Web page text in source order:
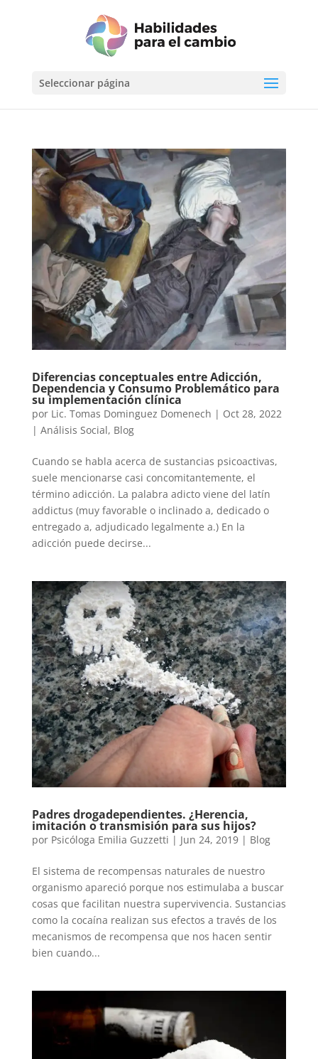
Seleccionar página
Diferencias conceptuales entre Adicción,
Dependencia y Consumo Problemático para
su implementación clínica
por Lic. Tomas Dominguez Domenech | Oct 28, 2022
| Análisis Social, Blog
Cuando se habla acerca de sustancias psicoactivas,
suele mencionarse casi concomitantemente, el
término adicción. La palabra adicto viene del latín
addictus (muy favorable o inclinado a, dedicado o
entregado a, adjudicado legalmente a.) En la
adicción puede decirse...
Padres drogadependientes. ¿Herencia,
imitación o transmisión para sus hijos?
por Psicóloga Emilia Guzzetti | Jun 24, 2019| Blog
El sistema de recompensas naturales de nuestro
organismo apareció porque nos estimulaba a buscar
cosas que facilitan nuestra supervivencia. Sustancias
como la cocaína realizan sus efectos a través de los
mecanismos de recompensa que nos hacen sentir
bien cuando...